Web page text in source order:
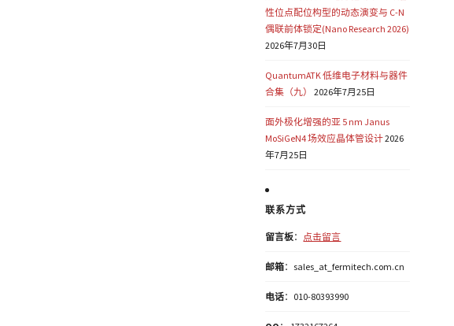
性位点配位构型的动态演变与 C-N
偶联前体锁定(Nano Research 2026)
2026年7月30日
QuantumATK 低维电子材料与器件
合集（九）
2026年7月25日
面外极化增强的亚 5 nm Janus
MoSiGeN4 场效应晶体管设计2026
年7月25日
联系方式
留言板： 点击留言
邮箱：sales_at_fermitech.com.cn
电话：010-80393990